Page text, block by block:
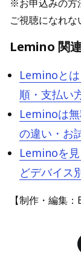
※お申込みの方
ご視聴になれな
Lemino 関
Leminoと
順・支払い
Leminoは
の違い・お
Leminoを
どデバイス
【制作・編集